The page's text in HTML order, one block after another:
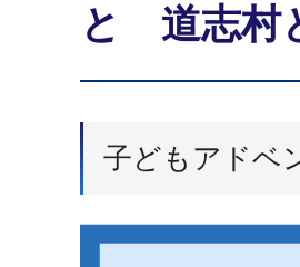
と 道志村
子どもアドベ